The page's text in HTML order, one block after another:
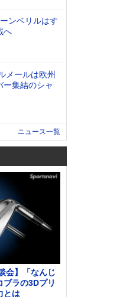
ンベリルはす
へ
メールは欧州
集結のシャ
ニュース一覧
会】「なんじ
ブラの3Dプリ
とは